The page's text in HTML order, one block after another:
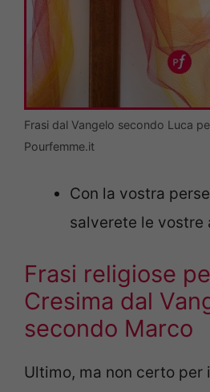
Frasi dal Vangelo secondo Luca
Pourfemme.it
Con la vostra
salverete le vostre
Frasi religiose
Cresima dal
secondo Marco
Ultimo, ma non certo per